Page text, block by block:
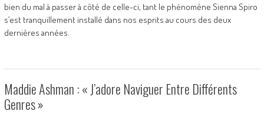
bien du mal à passer à côté de celle-ci, tant le phénomène Sienna Spiro
s’est tranquillement installé dans nos esprits au cours des deux
dernières années.
Maddie Ashman : « J’adore Naviguer Entre Différents
Genres »